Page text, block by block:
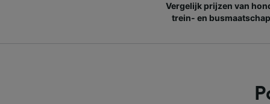
Vergelijk prijzen van
trein- en